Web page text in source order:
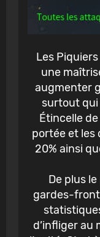
Les
une
augmenter
surtout
Étincelle de
portée et les
20% ainsi
De plus
gardes-
d’infliger au